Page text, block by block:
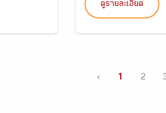
ดูรายละเอียด
‹ 1 2